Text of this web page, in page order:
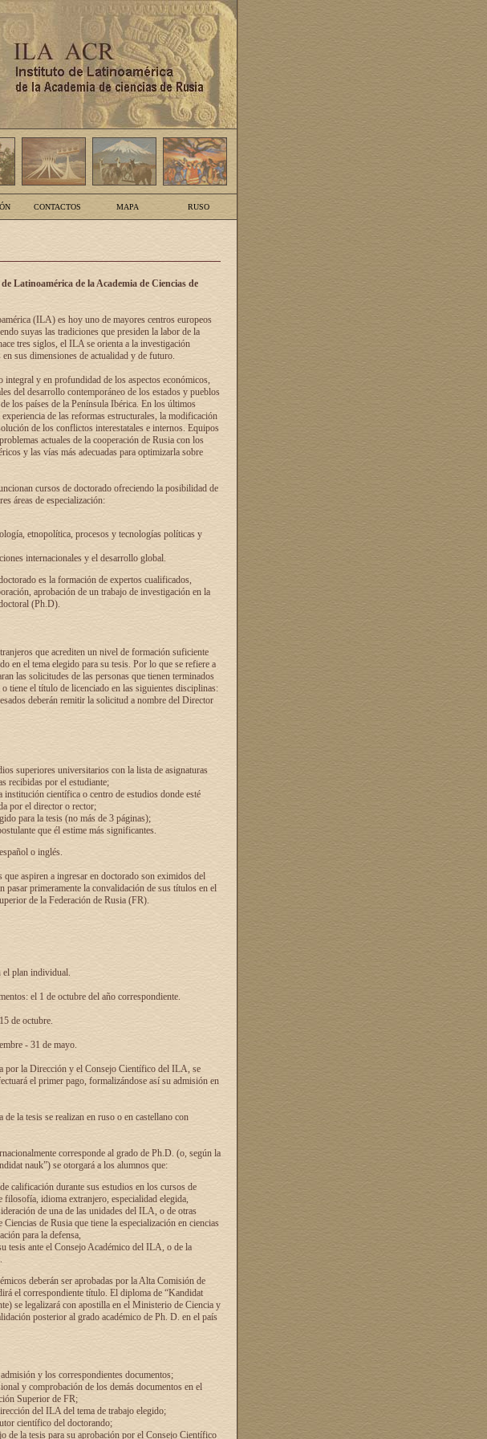
CONTACTOS MAPA RUSO
Latinoamérica de la Academia de Ciencias de
(ILA) es hoy uno de mayores centros europeos
suyas las tradiciones que presiden la labor de la
tres siglos, el ILA se orienta a la investigación
sus dimensiones de actualidad y de futuro.
y en profundidad de los aspectos económicos,
del desarrollo contemporáneo de los estados y pueblos
los países de la Península Ibérica. En los últimos
de las reformas estructurales, la modificación
de los conflictos interestatales e internos. Equipos
actuales de la cooperación de Rusia con los
y las vías más adecuadas para optimizarla sobre
cursos de doctorado ofreciendo la posibilidad de
áreas de especialización:
etnopolítica, procesos y tecnologías políticas y
internacionales y el desarrollo global.
es la formación de expertos cualificados,
aprobación de un trabajo de investigación en la
(Ph.D).
que acrediten un nivel de formación suficiente
en el tema elegido para su tesis. Por lo que se refiere a
las solicitudes de las personas que tienen terminados
tiene el título de licenciado en las siguientes disciplinas:
deberán remitir la solicitud a nombre del Director
superiores universitarios con la lista de asignaturas
recibidas por el estudiante;
institución científica o centro de estudios donde esté
por el director o rector;
para la tesis (no más de 3 páginas);
que él estime más significantes.
o inglés.
aspiren a ingresar en doctorado son eximidos del
pasar primeramente la convalidación de sus títulos en el
de la Federación de Rusia (FR).
el plan individual.
el 1 de octubre del año correspondiente.
de octubre.
- 31 de mayo.
por la Dirección y el Consejo Científico del ILA, se
el primer pago, formalizándose así su admisión en
la tesis se realizan en ruso o en castellano con
corresponde al grado de Ph.D. (o, según la
nauk”) se otorgará a los alumnos que:
calificación durante sus estudios en los cursos de
filosofía, idioma extranjero, especialidad elegida,
de una de las unidades del ILA, o de otras
de Rusia que tiene la especialización en ciencias
para la defensa,
tesis ante el Consejo Académico del ILA, o de la
deberán ser aprobadas por la Alta Comisión de
el correspondiente título. El diploma de “Kandidat
se legalizará con apostilla en el Ministerio de Ciencia y
posterior al grado académico de Ph. D. en el país
y los correspondientes documentos;
y comprobación de los demás documentos en el
Superior de FR;
del ILA del tema de trabajo elegido;
científico del doctorando;
de la tesis para su aprobación por el Consejo Científico